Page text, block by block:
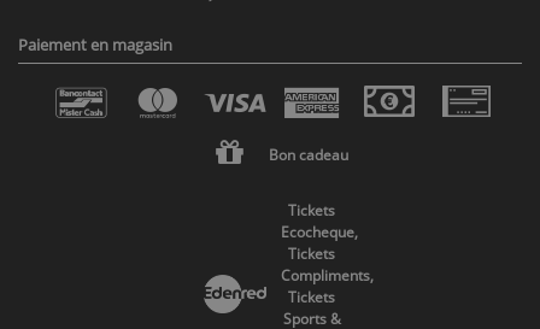
Paiement en magasin
Bon cadeau
Tickets
Ecocheque,
Tickets
Compliments,
Tickets
Sports &